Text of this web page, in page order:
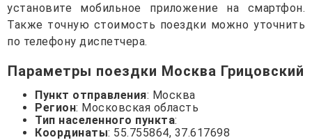
установите мобильное приложение на смартфон.
Также точную стоимость поездки можно уточнить
по телефону диспетчера.
Параметры поездки Москва Грицовский
Пункт отправления: Москва
Регион: Московская область
Тип населенного пункта:
Координаты: 55.755864, 37.617698